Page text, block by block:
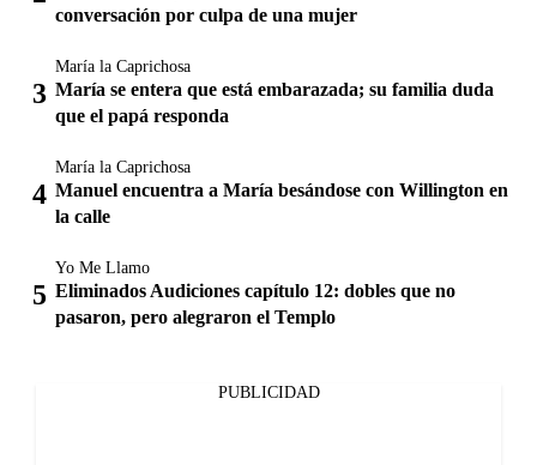
conversación por culpa de una mujer
María la Caprichosa
María se entera que está embarazada; su familia duda
que el papá responda
María la Caprichosa
Manuel encuentra a María besándose con Willington en
la calle
Yo Me Llamo
Eliminados Audiciones capítulo 12: dobles que no
pasaron, pero alegraron el Templo
PUBLICIDAD